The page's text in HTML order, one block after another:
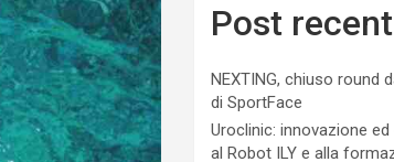
Post
NEXTING, chiuso round
di SportFace
Uroclinic: innovazione
al Robot ILY e alla